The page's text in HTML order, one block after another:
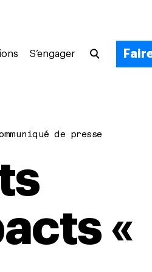
S’engager
de presse
«